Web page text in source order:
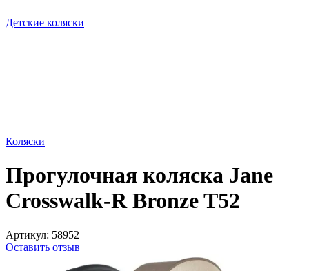
Детские коляски
Коляски
Прогулочная коляска Jane
Crosswalk-R Bronze T52
Артикул: 58952
Оставить отзыв